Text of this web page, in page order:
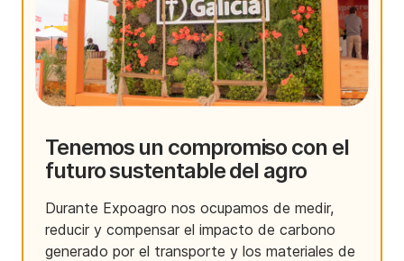
Tenemos un compromiso con el
futuro sustentable del agro
Durante Expoagro nos ocupamos de medir,
reducir y compensar el impacto de carbono
generado por el transporte y los materiales de